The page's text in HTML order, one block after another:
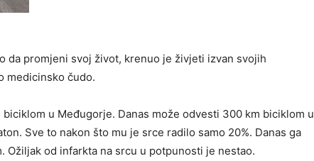
da promjeni svoj život, krenuo je živjeti izvan svojih
medicinsko čudo.
u Međugorje. Danas može odvesti 300 km biciklom u
Sve to nakon što mu je srce radilo samo 20%. Danas ga
Ožiljak od infarkta na srcu u potpunosti je nestao.